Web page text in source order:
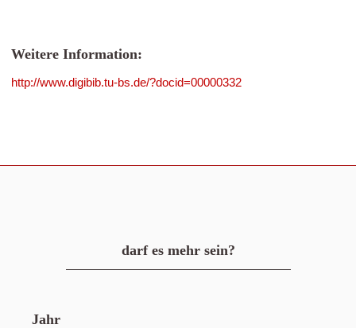
Weitere Information:
http://www.digibib.tu-bs.de/?docid=00000332
darf es mehr sein?
Jahr